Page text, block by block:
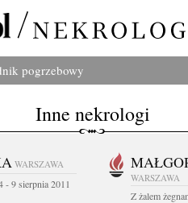
pogrzebowy
Inne nekrologi
WARSZAWA
- 9 sierpnia 2011
WARSZAWA
Z żalem